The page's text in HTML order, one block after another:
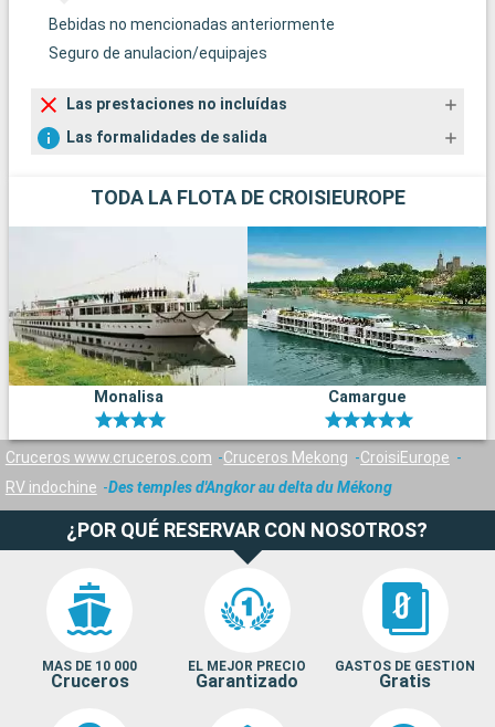
Bebidas no mencionadas anteriormente
Seguro de anulacion/equipajes
Las prestaciones no incluídas
Las formalidades de salida
TODA LA FLOTA DE CROISIEUROPE
Monalisa Camargue
Cruceros www.cruceros.com Cruceros Mekong
CroisiEurope
RV indochine
Des temples d'Angkor au delta du Mékong
¿POR QUÉ RESERVAR CON NOSOTROS?
MAS DE 10 000
Cruceros
EL MEJOR PRECIO
Garantizado
GASTOS DE GESTION
Gratis